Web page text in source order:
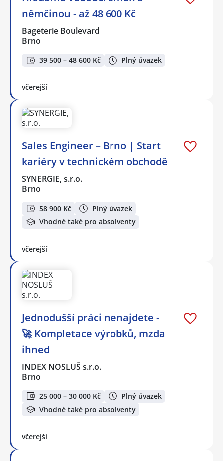
němčinou - až 48 600 Kč
Bageterie Boulevard
Brno
39 500 – 48 600 Kč Plný úvazek
včerejší
Sales Engineer – Brno | Start
kariéry v technickém obchodě
SYNERGIE, s.r.o.
Brno
58 900 Kč
Plný úvazek
Vhodné také pro absolventy
včerejší
Jednodušší práci nenajdete -
🚀 Kompletace výrobků, mzda
ihned
INDEX NOSLUŠ s.r.o.
Brno
25 000 – 30 000 Kč
Plný úvazek
Vhodné také pro absolventy
včerejší